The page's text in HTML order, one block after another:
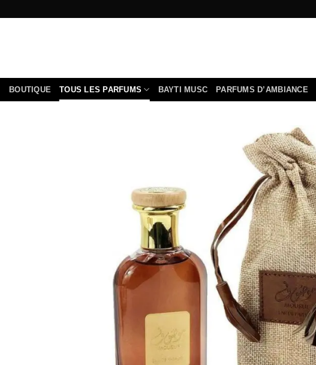
BOUTIQUE TOUS LES PARFUMS BAYTI MUSC PARFUMS D’AMBIANCE